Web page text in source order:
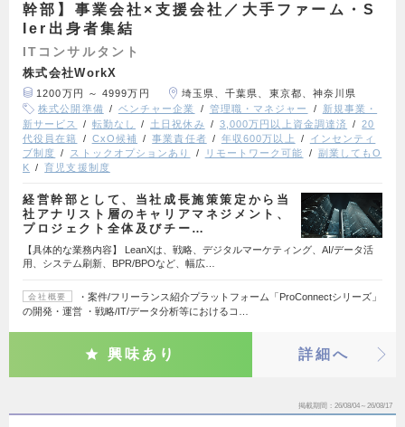
幹部】事業会社×支援会社／大手ファーム・S
Ier出身者集結
ITコンサルタント
株式会社WorkX
1200万円 ～ 4999万円
埼玉県、千葉県、東京都、神奈川県
株式公開準備
ベンチャー企業 管理職・マネジャー
新規事業・
新サービス
転勤なし 土日祝休み 3,000万円以上資金調達済
20
代役員在籍
CxO候補 事業責任者 年収600万以上
インセンティ
ブ制度
ストックオプションあり リモートワーク可能
副業してもO
K
育児支援制度
経営幹部として、当社成長施策策定から当
社アナリスト層のキャリアマネジメント、
プロジェクト全体及びチー…
【具体的な業務内容】 LeanXは、戦略、デジタルマーケティング、AI/データ活
用、システム刷新、BPR/BPOなど、幅広…
会社概要
・案件/フリーランス紹介プラットフォーム「ProConnectシリーズ」
の開発・運営 ・戦略/IT/データ分析等におけるコ…
興味あり 詳細へ
掲載期間 26/08/04～26/08/17